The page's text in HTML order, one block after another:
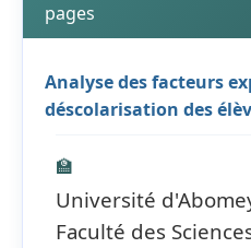
pages
Analyse des facteurs
déscolarisation des
🏫
Université
Faculté des